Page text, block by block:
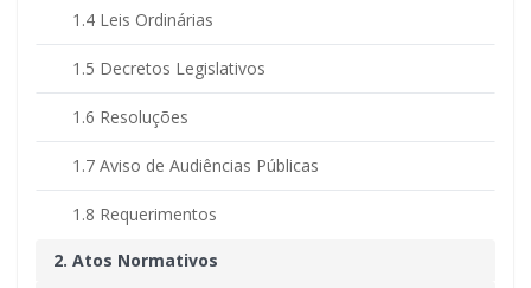
1.4 Leis Ordinárias
1.5 Decretos Legislativos
1.6 Resoluções
1.7 Aviso de Audiências Públicas
1.8 Requerimentos
2. Atos Normativos